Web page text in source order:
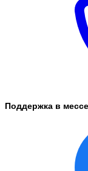
Поддержка в